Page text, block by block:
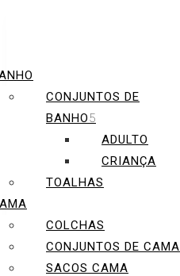
CONJUNTOS DE
BANHO
ADULTO
CRIANÇA
TOALHAS
COLCHAS
CONJUNTOS DE CAMA
SACOS CAMA